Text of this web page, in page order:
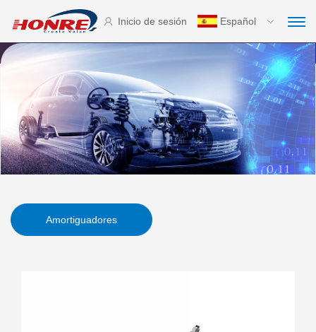
Inicio de sesión Español
Amortiguadores